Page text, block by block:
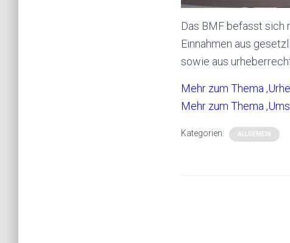
Das BMF befasst sich
Einnahmen aus
sowie aus
Mehr zum Thema
Mehr zum Thema
Kategorien: ALLGEMEIN